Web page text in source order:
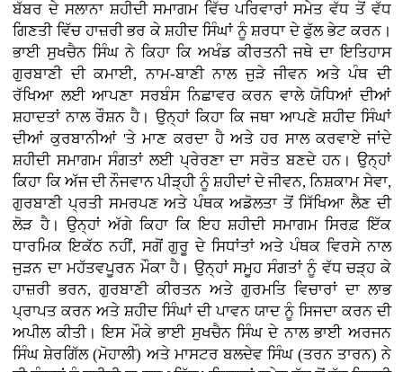
ਬੱਬਰ ਦੇ ਸਲਾਨਾ ਸ਼ਹੀਦੀ ਸਮਾਗਮ ਵਿੱਚ ਪਰਿਵਾਰਾਂ ਸਮੇਤ ਵੱਧ ਤੋਂ ਵੱਧ
ਗਿਣਤੀ ਵਿੱਚ ਹਾਜ਼ਰੀ ਭਰ ਕੇ ਸ਼ਹੀਦ ਸਿੰਘਾਂ ਨੂੰ ਸ਼ਰਧਾ ਦੇ ਫੁੱਲ ਭੇਟ ਕਰਨ।
ਭਾਈ ਸੁਖਚੈਨ ਸਿੰਘ ਨੇ ਕਿਹਾ ਕਿ ਅਖੰਡ ਕੀਰਤਨੀ ਜਥੇ ਦਾ ਇਤਿਹਾਸ
ਗੁਰਬਾਣੀ ਦੀ ਕਮਾਈ, ਨਾਮ-ਬਾਣੀ ਨਾਲ ਜੁੜੇ ਜੀਵਨ ਅਤੇ ਪੰਥ ਦੀ
ਰੱਖਿਆ ਲਈ ਆਪਣਾ ਸਰਬੰਸ ਨਿਛਾਵਰ ਕਰਨ ਵਾਲੇ ਯੋਧਿਆਂ ਦੀਆਂ
ਸ਼ਹਾਦਤਾਂ ਨਾਲ ਰੌਸ਼ਨ ਹੈ। ਉਨ੍ਹਾਂ ਕਿਹਾ ਕਿ ਜਥਾ ਆਪਣੇ ਸ਼ਹੀਦ ਸਿੰਘਾਂ
ਦੀਆਂ ਕੁਰਬਾਨੀਆਂ 'ਤੇ ਮਾਣ ਕਰਦਾ ਹੈ ਅਤੇ ਹਰ ਸਾਲ ਕਰਵਾਏ ਜਾਂਦੇ
ਸ਼ਹੀਦੀ ਸਮਾਗਮ ਸੰਗਤਾਂ ਲਈ ਪ੍ਰੇਰਣਾ ਦਾ ਸਰੋਤ ਬਣਦੇ ਹਨ। ਉਨ੍ਹਾਂ
ਕਿਹਾ ਕਿ ਅੱਜ ਦੀ ਨੌਜਵਾਨ ਪੀੜ੍ਹੀ ਨੂੰ ਸ਼ਹੀਦਾਂ ਦੇ ਜੀਵਨ, ਨਿਸ਼ਕਾਮ ਸੇਵਾ,
ਗੁਰਬਾਣੀ ਪ੍ਰਤੀ ਸਮਰਪਣ ਅਤੇ ਪੰਥਕ ਅਡੋਲਤਾ ਤੋਂ ਸਿੱਖਿਆ ਲੈਣ ਦੀ
ਲੋੜ ਹੈ। ਉਨ੍ਹਾਂ ਅੱਗੇ ਕਿਹਾ ਕਿ ਇਹ ਸ਼ਹੀਦੀ ਸਮਾਗਮ ਸਿਰਫ਼ ਇੱਕ
ਧਾਰਮਿਕ ਇਕੱਠ ਨਹੀਂ, ਸਗੋਂ ਗੁਰੂ ਦੇ ਸਿਧਾਂਤਾਂ ਅਤੇ ਪੰਥਕ ਵਿਰਸੇ ਨਾਲ
ਜੁੜਨ ਦਾ ਮਹੱਤਵਪੂਰਨ ਮੌਕਾ ਹੈ। ਉਨ੍ਹਾਂ ਸਮੂਹ ਸੰਗਤਾਂ ਨੂੰ ਵੱਧ ਚੜ੍ਹ ਕੇ
ਹਾਜ਼ਰੀ ਭਰਨ, ਗੁਰਬਾਣੀ ਕੀਰਤਨ ਅਤੇ ਗੁਰਮਤਿ ਵਿਚਾਰਾਂ ਦਾ ਲਾਭ
ਪ੍ਰਾਪਤ ਕਰਨ ਅਤੇ ਸ਼ਹੀਦ ਸਿੰਘਾਂ ਦੀ ਪਾਵਨ ਯਾਦ ਨੂੰ ਸਿਜਦਾ ਕਰਨ ਦੀ
ਅਪੀਲ ਕੀਤੀ। ਇਸ ਮੌਕੇ ਭਾਈ ਸੁਖਚੈਨ ਸਿੰਘ ਦੇ ਨਾਲ ਭਾਈ ਅਰਜਨ
ਸਿੰਘ ਸ਼ੇਰਗਿੱਲ (ਮੋਹਾਲੀ) ਅਤੇ ਮਾਸਟਰ ਬਲਦੇਵ ਸਿੰਘ (ਤਰਨ ਤਾਰਨ) ਨੇ